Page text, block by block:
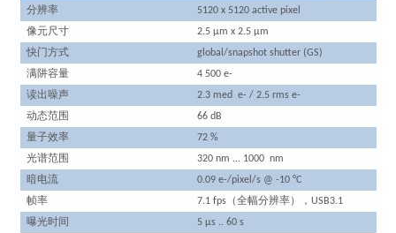
分辨率 5120 x 5120 active pixel
像元尺寸 2.5 µm x 2.5 µm
快门方式 global/snapshot shutter (GS)
满阱容量 4 500 e-
读出噪声 2.3 med e- / 2.5 rms e-
动态范围 66 dB
量子效率 72 %
光谱范围 320 nm ... 1000 nm
暗电流 0.09 e-/pixel/s @ -10 °C
帧率 7.1 fps（全幅分辨率）， USB3.1
曝光时间 5 µs .. 60 s